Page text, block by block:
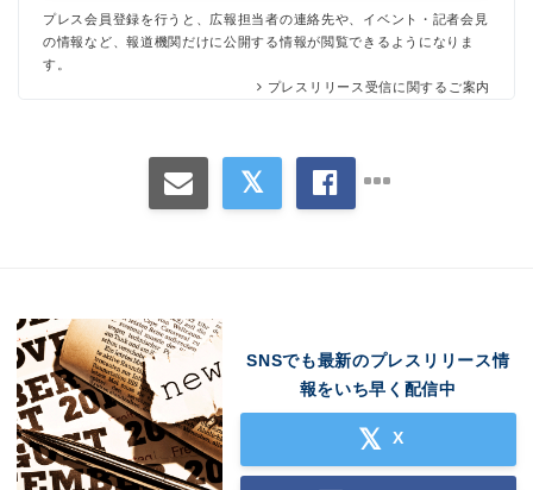
プレス会員登録を行うと、広報担当者の連絡先や、イベント・記者会見
の情報など、報道機関だけに公開する情報が閲覧できるようになりま
す。
プレスリリース受信に関するご案内
SNSでも最新のプレスリリース情
報をいち早く配信中
X